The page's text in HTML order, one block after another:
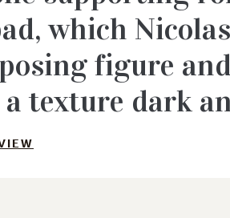
which
figure
texture dark